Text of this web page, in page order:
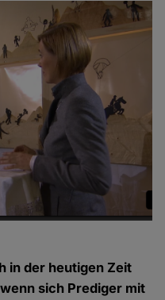
in der heutigen Zeit
sich Prediger mit